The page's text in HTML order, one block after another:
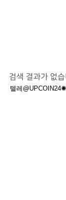
검색 결과가 없
검